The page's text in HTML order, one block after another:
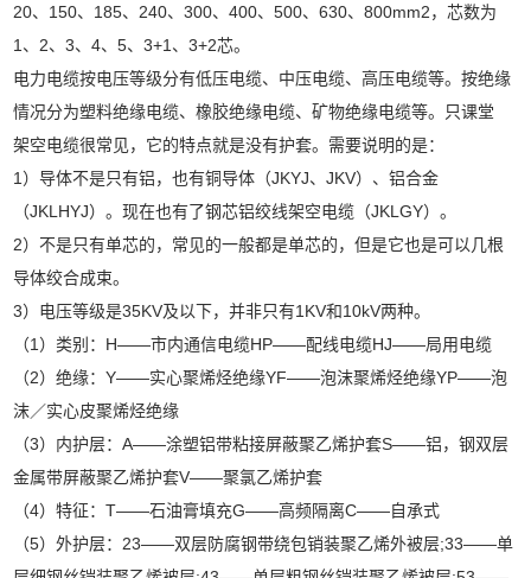
20、150、185、240、300、400、500、630、800mm2，芯数为
1、2、3、4、5、3+1、3+2芯。
电力电缆按电压等级分有低压电缆、中压电缆、高压电缆等。按绝缘
情况分为塑料绝缘电缆、橡胶绝缘电缆、矿物绝缘电缆等。只课堂
架空电缆很常见，它的特点就是没有护套。需要说明的是：
1）导体不是只有铝，也有铜导体（JKYJ、JKV）、铝合金
（JKLHYJ）。现在也有了钢芯铝绞线架空电缆（JKLGY）。
2）不是只有单芯的，常见的一般都是单芯的，但是它也是可以几根
导体绞合成束。
3）电压等级是35KV及以下，并非只有1KV和10kV两种。
（1）类别：H——市内通信电缆HP——配线电缆HJ——局用电缆
（2）绝缘：Y——实心聚烯烃绝缘YF——泡沫聚烯烃绝缘YP——泡
沫／实心皮聚烯烃绝缘
（3）内护层：A——涂塑铝带粘接屏蔽聚乙烯护套S——铝，钢双层
金属带屏蔽聚乙烯护套V——聚氯乙烯护套
（4）特征：T——石油膏填充G——高频隔离C——自承式
（5）外护层：23——双层防腐钢带绕包销装聚乙烯外被层;33——单